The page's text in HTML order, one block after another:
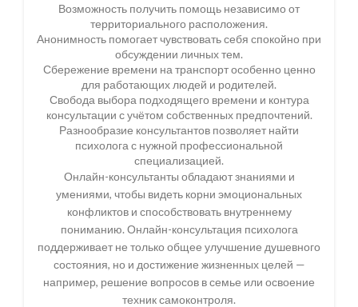
Возможность получить помощь независимо от
территориального расположения.
Анонимность помогает чувствовать себя спокойно при
обсуждении личных тем.
Сбережение времени на транспорт особенно ценно
для работающих людей и родителей.
Свобода выбора подходящего времени и контура
консультации с учётом собственных предпочтений.
Разнообразие консультантов позволяет найти
психолога с нужной профессиональной
специализацией.
Онлайн-консультанты обладают знаниями и
умениями, чтобы видеть корни эмоциональных
конфликтов и способствовать внутреннему
пониманию. Онлайн-консультация психолога
поддерживает не только общее улучшение душевного
состояния, но и достижение жизненных целей —
например, решение вопросов в семье или освоение
техник самоконтроля.